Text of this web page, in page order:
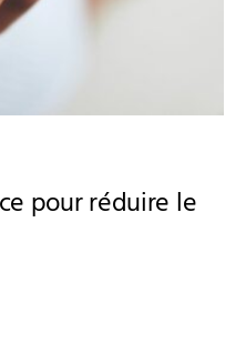
pour réduire le